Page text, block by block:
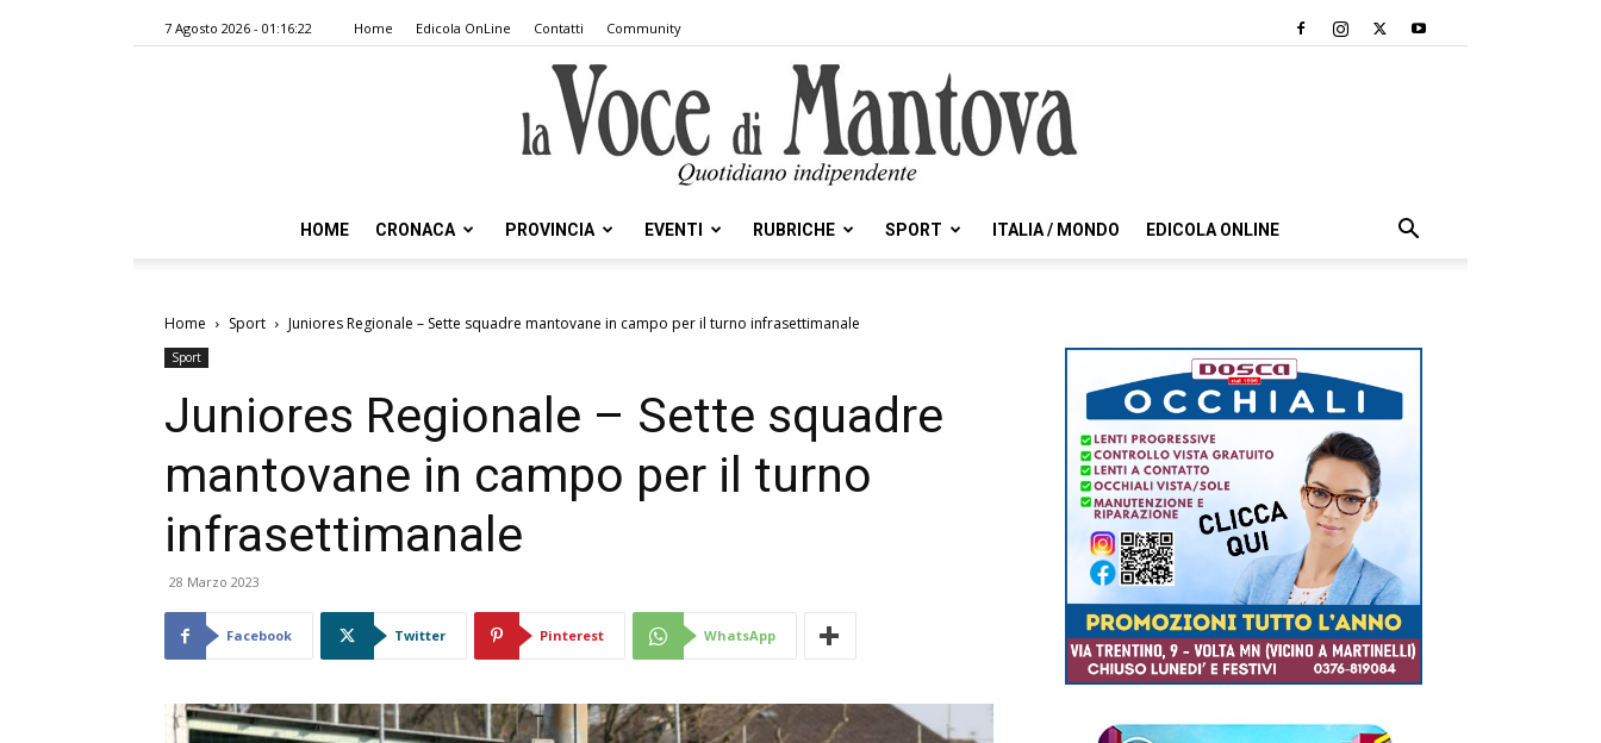
7 Agosto 2026 - 01:16:22 Home Edicola OnLine Contatti Community
Voce
Mantova
HOME CRONACA PROVINCIA EVENTI RUBRICHE SPORT ITALIA / MONDO EDICOLA ONLINE
Home Sport Juniores Regionale – Sette squadre mantovane in campo per il turno infrasettimanale
Sport
Juniores Regionale – Sette squadre
mantovane in campo per il turno
infrasettimanale
28 Marzo 2023
Facebook Twitter Pinterest WhatsApp